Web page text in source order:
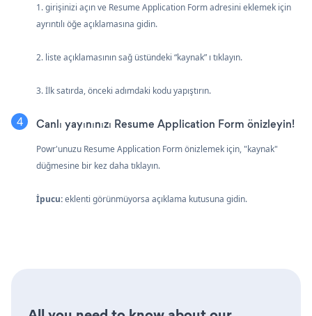
1. girişinizi açın ve Resume Application Form adresini eklemek için
ayrıntılı öğe açıklamasına gidin.
2. liste açıklamasının sağ üstündeki “kaynak” ı tıklayın.
3. İlk satırda, önceki adımdaki kodu yapıştırın.
Canlı yayınınızı Resume Application Form önizleyin!
Powr'unuzu Resume Application Form önizlemek için, "kaynak"
düğmesine bir kez daha tıklayın.
İpucu:eklenti görünmüyorsa açıklama kutusuna gidin.